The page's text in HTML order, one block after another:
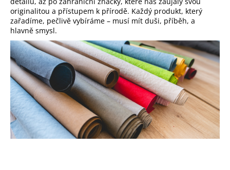
originalitou a přístupem k přírodě. Každý produkt, který
zařadíme, pečlivě vybíráme – musí mít duši, příběh, a
hlavně smysl.
í
t
?
HLEDAT
D